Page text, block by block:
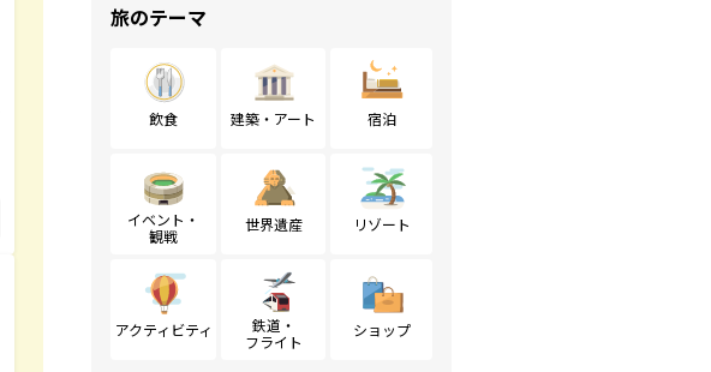
旅のテーマ
飲食 建築・アート 宿泊
イベント・
観戦
世界遺産 リゾート
アクティビティ
鉄道・
フライト
ショップ